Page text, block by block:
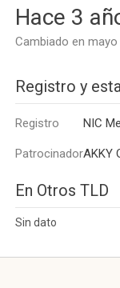
Hace 3
Cambiado en mayo
Registro y
Registro NIC
PatrocinadorAKKY
En Otros TLD
Sin dato